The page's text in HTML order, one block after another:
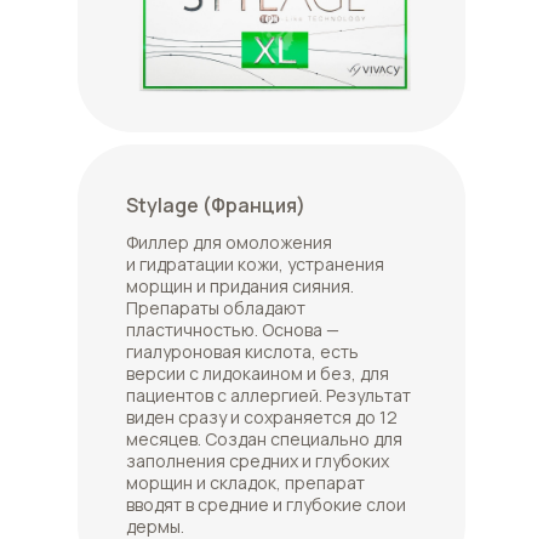
Stylage (Франция)
Филлер для омоложения
и гидратации кожи, устранения
морщин и придания сияния.
Препараты обладают
пластичностью. Основа —
гиалуроновая кислота, есть
версии с лидокаином и без, для
пациентов с аллергией. Результат
виден сразу и сохраняется до 12
месяцев. Создан специально для
заполнения средних и глубоких
морщин и складок, препарат
вводят в средние и глубокие слои
дермы.